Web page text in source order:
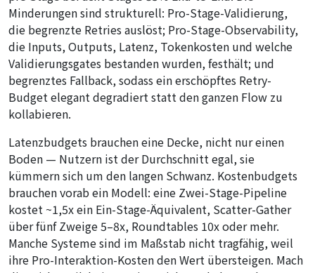
Minderungen sind strukturell: Pro-Stage-Validierung,
die begrenzte Retries auslöst; Pro-Stage-Observability,
die Inputs, Outputs, Latenz, Tokenkosten und welche
Validierungsgates bestanden wurden, festhält; und
begrenztes Fallback, sodass ein erschöpftes Retry-
Budget elegant degradiert statt den ganzen Flow zu
kollabieren.
Latenzbudgets brauchen eine Decke, nicht nur einen
Boden — Nutzern ist der Durchschnitt egal, sie
kümmern sich um den langen Schwanz. Kostenbudgets
brauchen vorab ein Modell: eine Zwei-Stage-Pipeline
kostet ~1,5x ein Ein-Stage-Äquivalent, Scatter-Gather
über fünf Zweige 5–8x, Roundtables 10x oder mehr.
Manche Systeme sind im Maßstab nicht tragfähig, weil
ihre Pro-Interaktion-Kosten den Wert übersteigen. Mach